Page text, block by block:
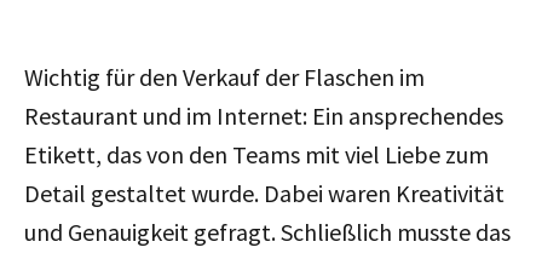
Wichtig für den Verkauf der Flaschen im
Restaurant und im Internet: Ein ansprechendes
Etikett, das von den Teams mit viel Liebe zum
Detail gestaltet wurde. Dabei waren Kreativität
und Genauigkeit gefragt. Schließlich musste das